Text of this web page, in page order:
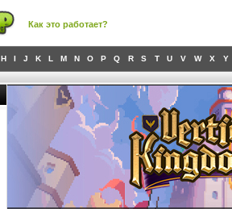
Как это работает?
H I J K L M N O P Q R S T U V W X Y